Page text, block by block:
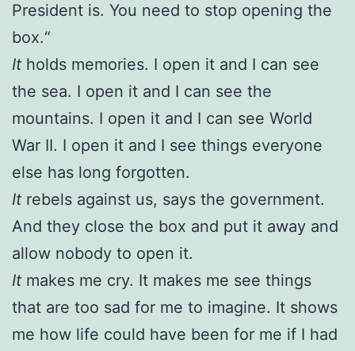
President is. You need to stop opening the
box.“
It holds memories. I open it and I can see
the sea. I open it and I can see the
mountains. I open it and I can see World
War II. I open it and I see things everyone
else has long forgotten.
It rebels against us, says the government.
And they close the box and put it away and
allow nobody to open it.
It makes me cry. It makes me see things
that are too sad for me to imagine. It shows
me how life could have been for me if I had